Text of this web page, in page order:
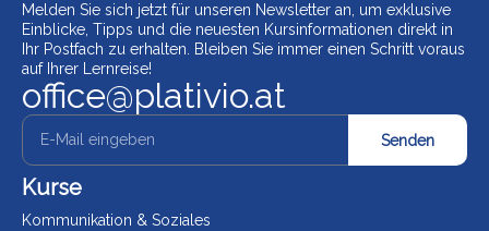
Melden Sie sich jetzt für unseren Newsletter an, um exklusive
Einblicke, Tipps und die neuesten Kursinformationen direkt in
Ihr Postfach zu erhalten. Bleiben Sie immer einen Schritt voraus
auf Ihrer Lernreise!
office@plativio.at
Senden
Kurse
Kommunikation & Soziales